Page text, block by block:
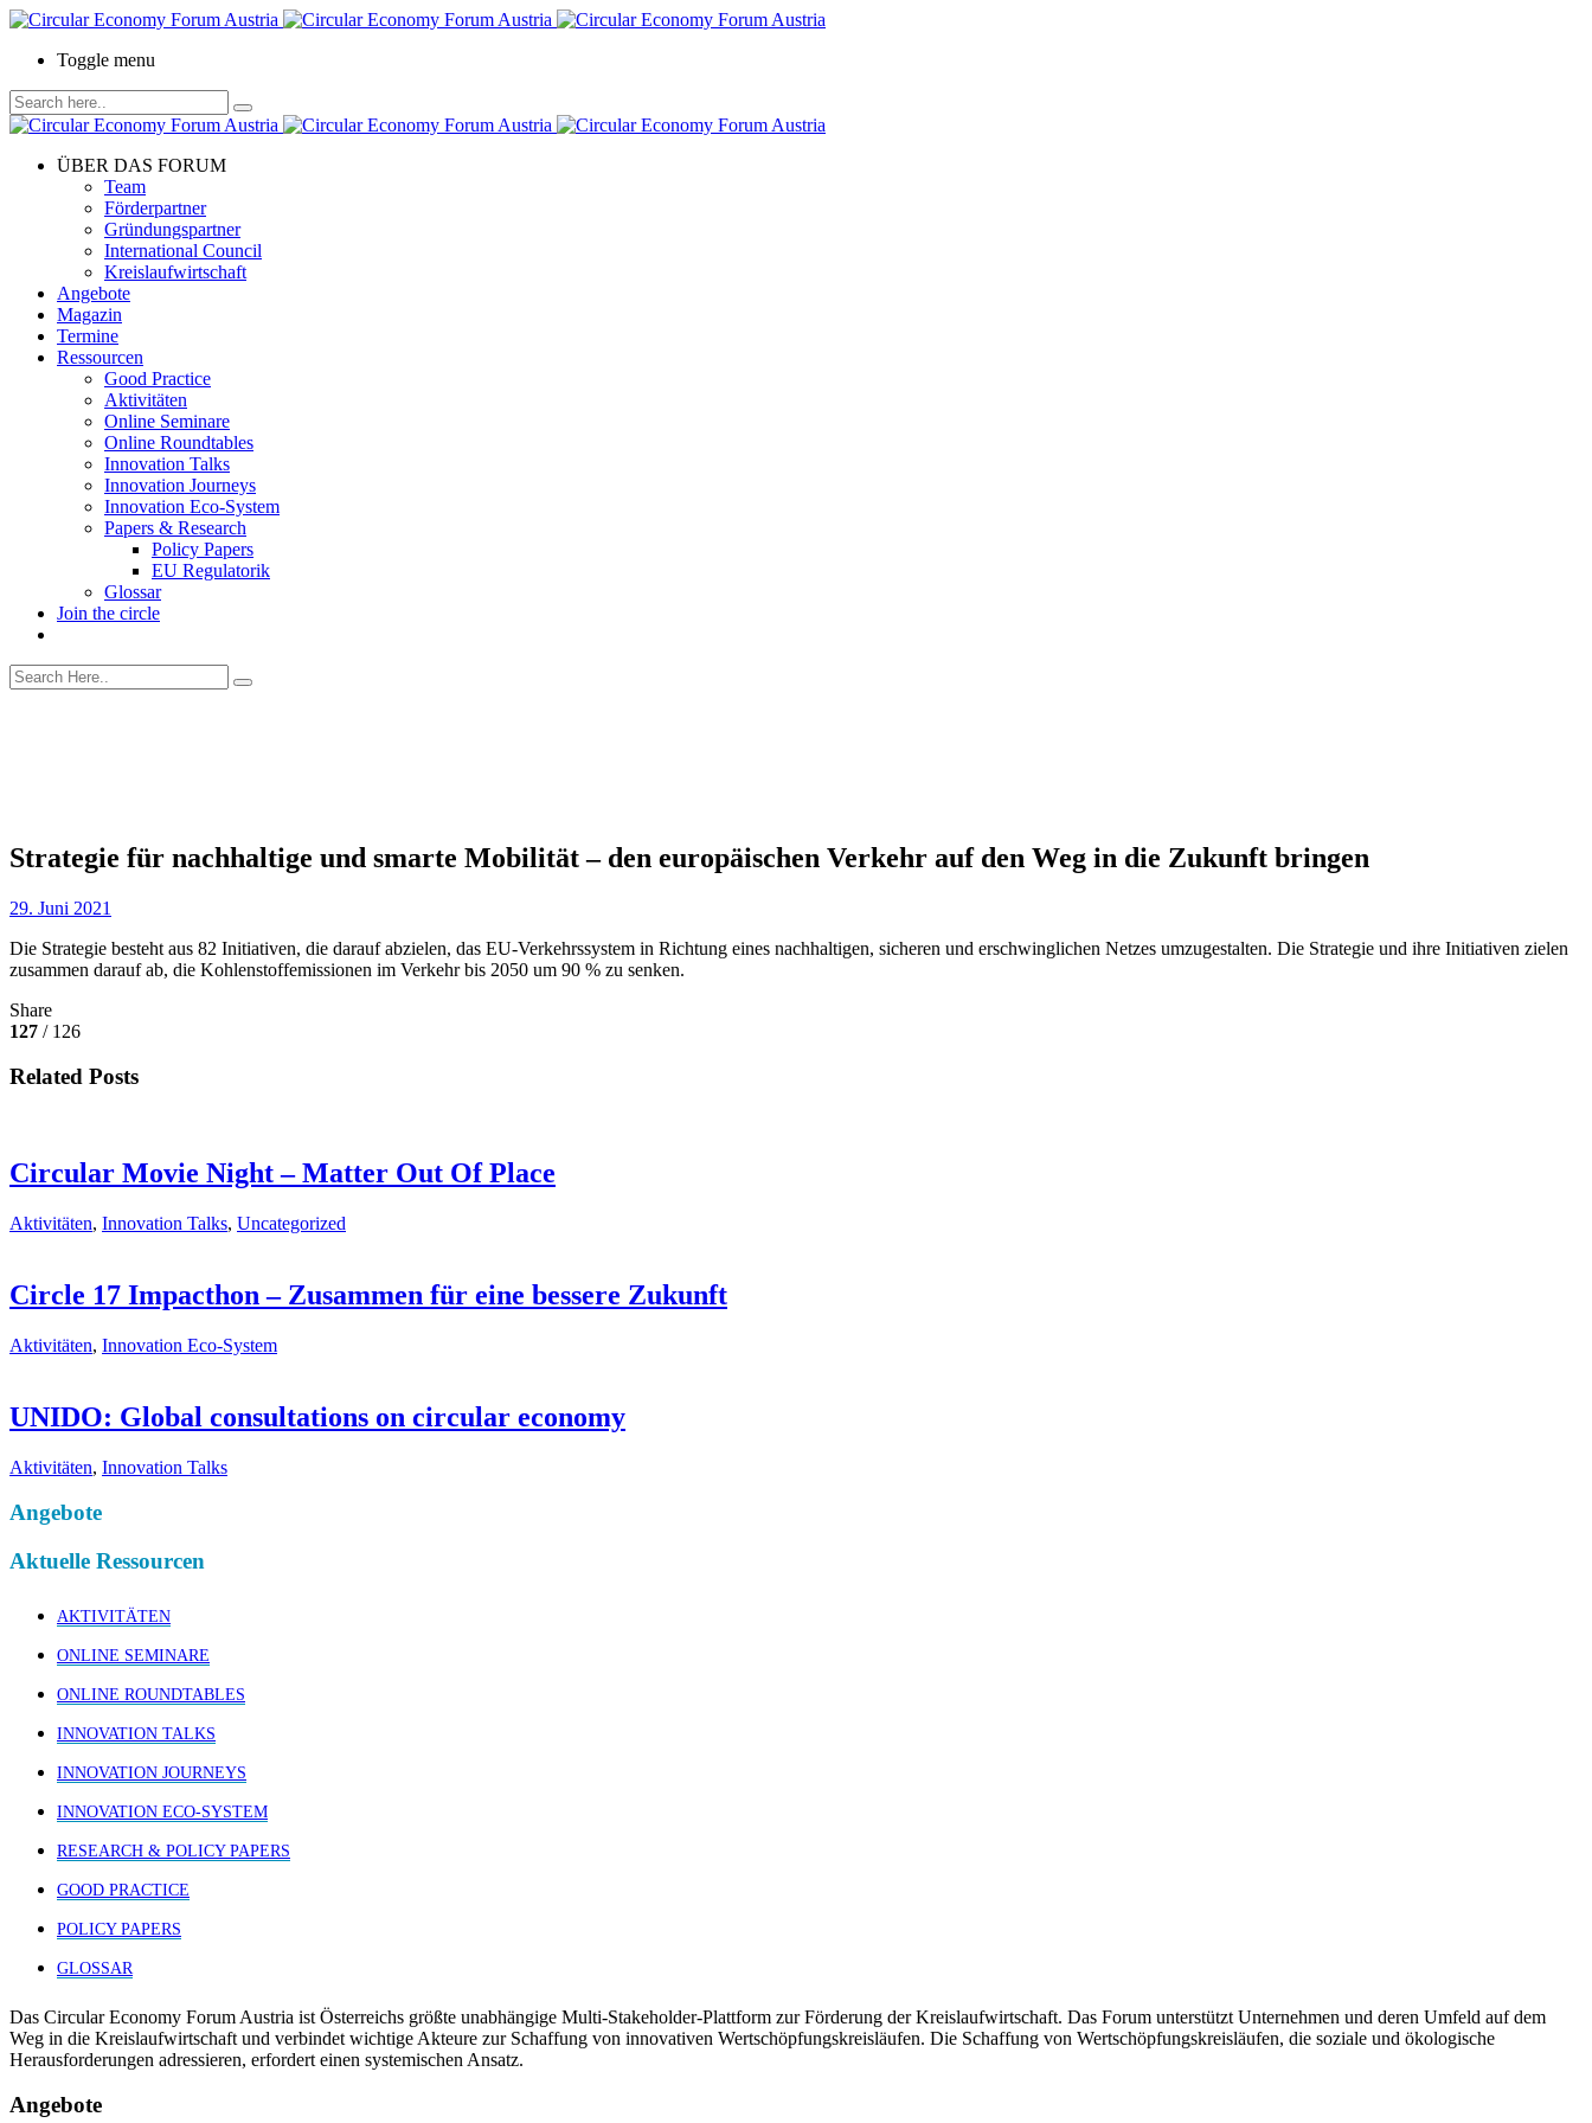
Toggle menu
ÜBER DAS FORUM
Team
Förderpartner
Gründungspartner
International Council
Kreislaufwirtschaft
Angebote
Magazin
Termine
Ressourcen
Good Practice
Aktivitäten
Online Seminare
Online Roundtables
Innovation Talks
Innovation Journeys
Innovation Eco-System
Papers & Research
Policy Papers
EU Regulatorik
Glossar
Join the circle
Strategie für nachhaltige und smarte Mobilität – den europäischen Verkehr auf den Weg in die Zukunft bringen
29. Juni 2021
Die Strategie besteht aus 82 Initiativen, die darauf abzielen, das EU-Verkehrssystem in Richtung eines nachhaltigen, sicheren und erschwinglichen Netzes umzugestalten. Die Strategie und ihre Initiativen zielen
zusammen darauf ab, die Kohlenstoffemissionen im Verkehr bis 2050 um 90 % zu senken.
Share
127 / 126
Related Posts
Circular Movie Night – Matter Out Of Place
Aktivitäten, Innovation Talks, Uncategorized
Circle 17 Impacthon – Zusammen für eine bessere Zukunft
Aktivitäten, Innovation Eco-System
UNIDO: Global consultations on circular economy
Aktivitäten, Innovation Talks
Angebote
Aktuelle Ressourcen
AKTIVITÄTEN
ONLINE SEMINARE
ONLINE ROUNDTABLES
INNOVATION TALKS
INNOVATION JOURNEYS
INNOVATION ECO-SYSTEM
RESEARCH & POLICY PAPERS
GOOD PRACTICE
POLICY PAPERS
GLOSSAR
Das Circular Economy Forum Austria ist Österreichs größte unabhängige Multi-Stakeholder-Plattform zur Förderung der Kreislaufwirtschaft. Das Forum unterstützt Unternehmen und deren Umfeld auf dem
Weg in die Kreislaufwirtschaft und verbindet wichtige Akteure zur Schaffung von innovativen Wertschöpfungskreisläufen. Die Schaffung von Wertschöpfungskreisläufen, die soziale und ökologische
Herausforderungen adressieren, erfordert einen systemischen Ansatz.
Angebote